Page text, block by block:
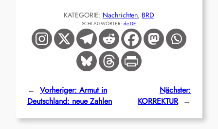
KATEGORIE: Nachrichten, BRD
SCHLAGWÖRTER: de-DE
← Vorheriger: Armut in
Deutschland: neue Zahlen
Nächster:
KORREKTUR →